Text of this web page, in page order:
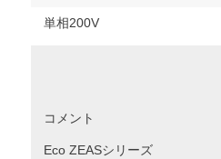
単相200V
コメント
Eco ZEASシリーズ